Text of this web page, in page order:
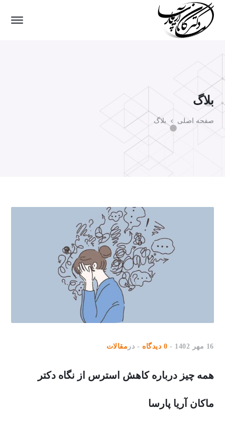
بلاگ
صفحه اصلی بلاگ
16 مهر 1402 0 دیدگاه در مقالات
همه چیز درباره کاهش استرس از نگاه دکتر
ماکان آریا پارسا